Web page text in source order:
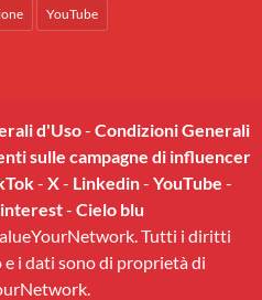
YouTube
d'Uso- Condizioni Generali
sulle campagne di influencer
- X- Linkedin- YouTube -
- Cielo blu
Tutti i diritti
i dati sono di proprietà di